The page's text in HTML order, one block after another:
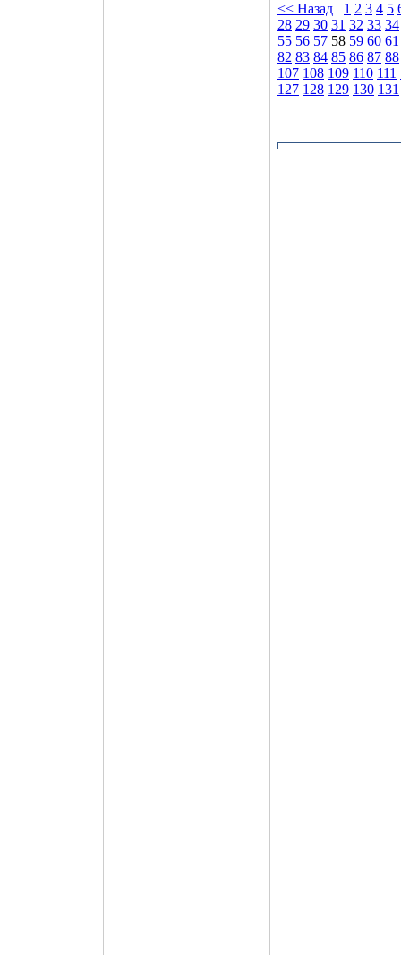
<< Назад
1 2 3 4 5
28 29 30 31 32 33 34
55 56 57 58 59 60 61
82 83 84 85 86 87 88
107 108 109 110 111
127 128 129 130 131